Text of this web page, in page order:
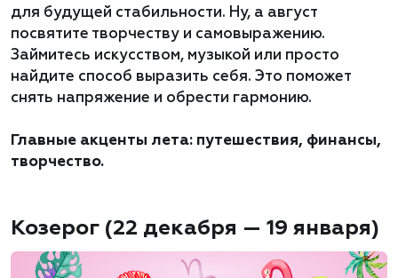
для будущей стабильности. Ну, а август
посвятите творчеству и самовыражению.
Займитесь искусством, музыкой или просто
найдите способ выразить себя. Это поможет
снять напряжение и обрести гармонию.
Главные акценты лета: путешествия, финансы,
творчество.
Козерог (22 декабря — 19 января)